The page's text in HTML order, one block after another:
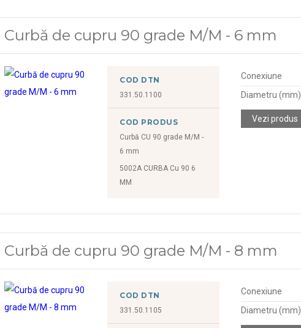
Curbă de cupru 90 grade M/M - 6 mm
COD DTN
331.50.1100
COD PRODUS
Curbă CU 90 grade M/M -
6 mm
5002A CURBA Cu 90 6
MM
Conexiune
Diametru (mm)
Vezi produs
Curbă de cupru 90 grade M/M - 8 mm
COD DTN
331.50.1105
Conexiune
Diametru (mm)